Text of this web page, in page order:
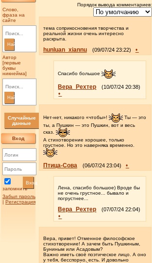
Слово,
фраза на
сайте
Найти
Автор
[первые
буквы
никнейма]
Найти
Случайные
данные
Вход
запомнить
Вход
Забыл пароль
| Регистрация
Порядок вывода комментариев:
тема соприкосновения творчества и
реальной жизни очень интересно
раскрыта.
hunluan_xiannu (09/07/24 23:22) •
Спасибо большое
Вера_Рехтер (10/07/24 20:38)
•
Нет-нет, никакого «чтобы»!
Ты — это
ты, а Пушкин — это Пушкин, вот и весь
сказ.
А стихотворение хорошее, только
грустное. Но это наверняка временно.
Птица-Сова (06/07/24 23:04) •
Лена, спасибо большое) Вроде бы
не очень грустное... бывало и
погрустнее...
Вера_Рехтер (07/07/24 22:04)
•
Вера, привет! Отменное философское
стихотворение! А зачем быть Пушкиным,
Буниным или Асадовым?
Важно иметь своё поэтическое лицо. А оно
у тебя, бесспорно, есть. И довольно